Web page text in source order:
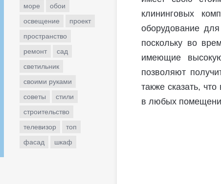
море
обои
освещение
проект
пространство
ремонт
сад
светильник
своими руками
советы
стили
строительство
телевизор
топ
фасад
шкаф
клининговых
оборудование
поскольку во
имеющие
позволяют
также сказать,
в любых